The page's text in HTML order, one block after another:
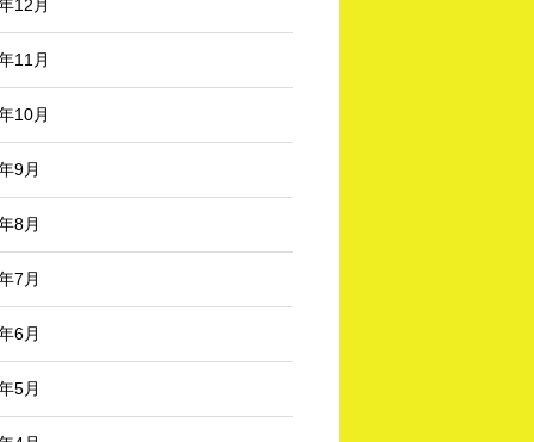
12月
11月
10月
9月
8月
7月
6月
5月